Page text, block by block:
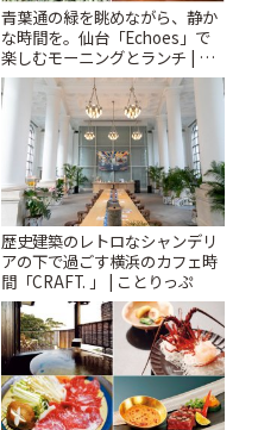
青葉通の緑を眺めながら、静か
な時間を。仙台「Echoes」で
楽しむモーニングとランチ | こ
とりっぷ
歴史建築のレトロなシャンデリ
アの下で過ごす横浜のカフェ時
間「CRAFT. 」 | ことりっぷ